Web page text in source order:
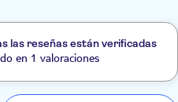
las reseñas están verificadas
en 1 valoraciones